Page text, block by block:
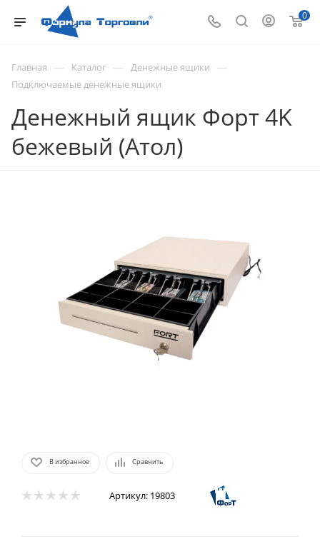
0
Главная — Каталог — Денежные ящики —
Подключаемые денежные ящики
Денежный ящик Форт 4K
бежевый (Атол)
В избранное Сравнить
Артикул: 19803